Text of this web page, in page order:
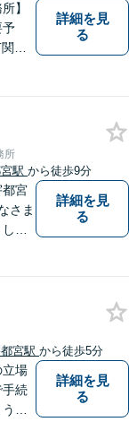
】
予
連
詳細を見
る
所
駅 から徒歩9分
都宮
さま
て
題
さ
てお
詳細を見
る
宮駅 から徒歩5分
立場
手続
、
詳細を見
る